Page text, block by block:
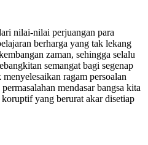
nilai-nilai perjuangan para
berharga yang tak lekang
zaman, sehingga selalu
semangat bagi segenap
ragam persoalan
mendasar bangsa kita
yang berurat akar disetiap